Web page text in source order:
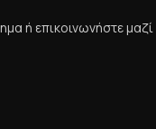
ή επικοινωνήστε μαζί